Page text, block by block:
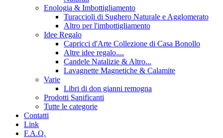
Enologia & Imbottigliamento
Turaccioli di Sughero Naturale e Agglomerato
Altro per l'imbottigliamento
Idee Regalo
Capricci d'Arte Collezione di Casa Bonollo
Altre idee regalo....
Candele Natalizie & Altro...
Lavagnette Magnetiche & Calamite
Varie
Libri di don gianni remogna
Prodotti Sanificanti
Tutte le categorie
Contatti
Link
F.A.Q.